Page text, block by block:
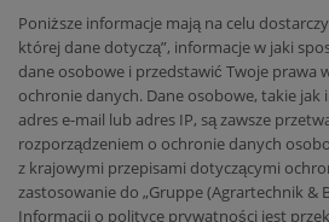
Poniższe informacje mają na celu
której dane dotyczą”, informacje w jaki
dane osobowe i przedstawić Twoje prawa
ochronie danych. Dane osobowe, takie jak
adres e-mail lub adres IP, są zawsze
rozporządzeniem o ochronie danych
z krajowymi przepisami dotyczącymi
zastosowanie do „Gruppe (Agrartechnik &
Informacji o polityce prywatności jest